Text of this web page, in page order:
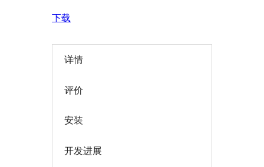
下载
详情
评价
安装
开发进展